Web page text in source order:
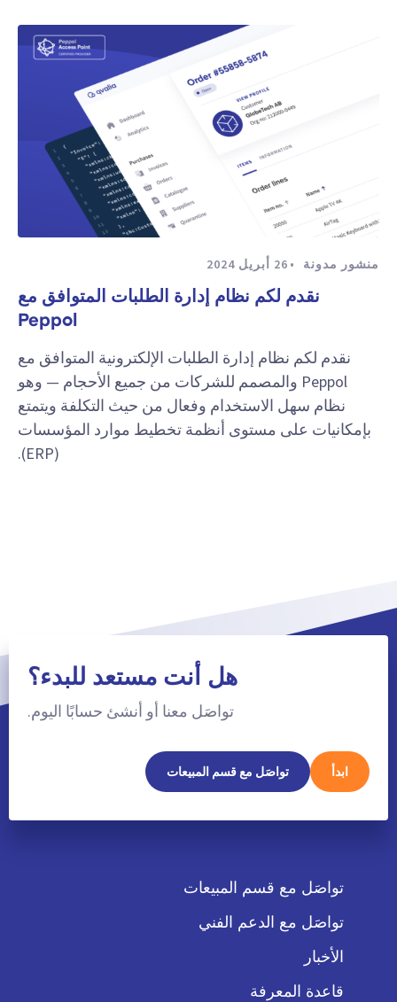
منشور مدونة 26 أبريل 2024
نقدم لكم نظام إدارة الطلبات المتوافق مع
Peppol
نقدم لكم نظام إدارة الطلبات الإلكترونية المتوافق مع
Peppol والمصمم للشركات من جميع الأحجام — وهو
نظام سهل الاستخدام وفعال من حيث التكلفة ويتمتع
بإمكانيات على مستوى أنظمة تخطيط موارد المؤسسات
(ERP).
هل أنت مستعد للبدء؟
تواصَل معنا أو أنشئ حسابًا اليوم.
ابدأ تواصَل مع قسم المبيعات
تواصَل مع قسم المبيعات
تواصَل مع الدعم الفني
الأخبار
قاعدة المعرفة